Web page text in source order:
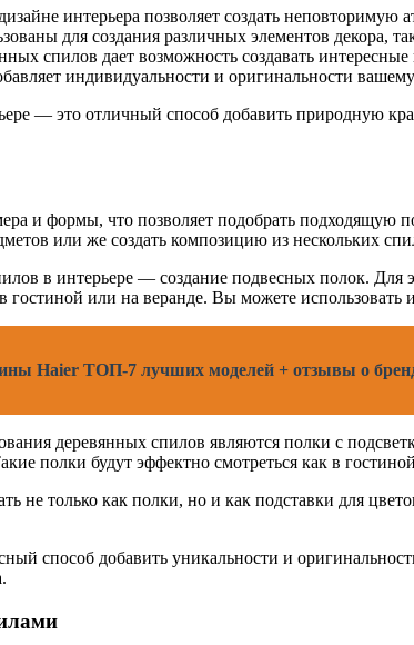
интерьера позволяет создать неповторимую
для создания различных элементов декора,
спилов дает возможность создавать
индивидуальности и оригинальности
— это отличный способ добавить природную
и формы, что позволяет подобрать
или же создать композицию из нескольких
в интерьере — создание подвесных полок.
гостиной или на веранде. Вы можете
Haier ТОП-7 лучших моделей + отзывы о
деревянных спилов являются полки с
полки будут эффектно смотреться как в
не только как полки, но и как подставки для
способ добавить уникальности и